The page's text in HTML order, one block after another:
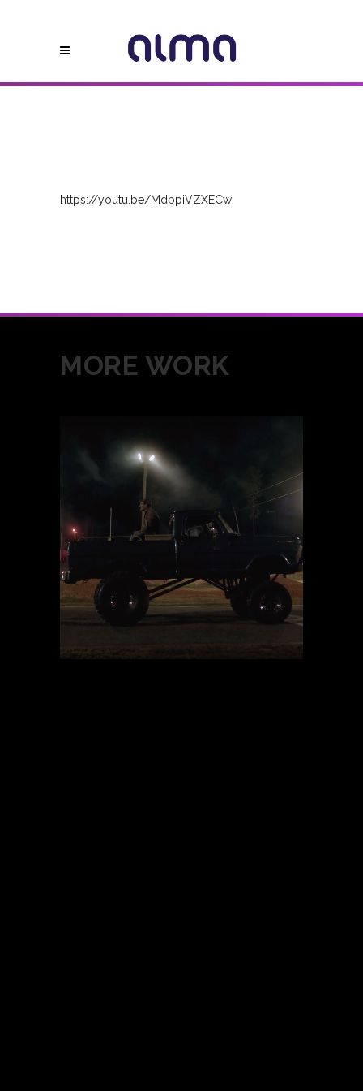
https://youtu.be/MdppiVZXECw
MORE WORK